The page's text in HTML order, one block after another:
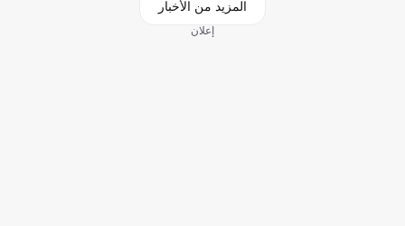
المزيد من الأخبار
إعلان